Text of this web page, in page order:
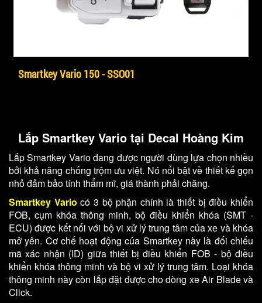
Smartkey Vario 150 - SSO01
Lắp Smartkey Vario tại Decal Hoàng Kim
Lắp Smartkey Vario đang được người dùng lựa chọn nhiều
bởi khả năng chống trộm ưu việt. Nó nổi bật về thiết kế gọn
nhỏ đảm bảo tính thẩm mĩ, giá thành phải chăng.
Smartkey Vario có 3 bộ phận chính là thiết bị điều khiển
FOB, cụm khóa thông minh, bộ điều khiển khóa (SMT -
ECU) được kết nối với bộ vi xử lý trung tâm của xe và khóa
mở yên. Cơ chế hoạt động của Smartkey này là đối chiếu
mã xác nhận (ID) giữa thiết bị điều khiển FOB - bộ điều
khiển khóa thông minh và bộ vi xử lý trung tâm. Loại khóa
thông minh này còn lắp đặt được cho dòng xe Air Blade và
Click.